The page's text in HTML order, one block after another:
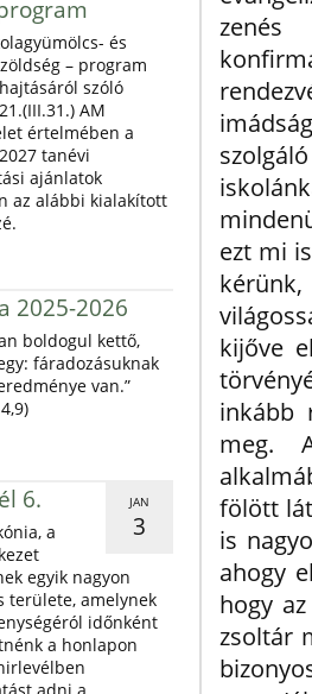
és
– program
szóló
AM
értelmében a
tanévi
ajánlatok
az alábbi kialakított
2025-2026
boldogul kettő,
fáradozásuknak
van.”
JAN
3
6.
a
egyik nagyon
területe, amelynek
időnként
a honlapon
zenés
ezt mi
kijőve
inkább
meg.
fölött
is
ahogy
hogy
zsoltár